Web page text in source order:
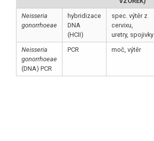
Neisseria
gonorrhoeae
hybridizace
DNA
(HCII)
spec. výtěr z
cervixu,
uretry, spojivky
Neisseria
gonorrhoeae
(DNA) PCR
PCR moč, výtěr